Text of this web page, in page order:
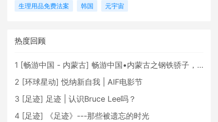
生理用品免费法案
韩国 元宇宙
热度回顾
1 [畅游中国 - 内蒙古] 畅游中国•内蒙古之钢铁骄子，魅力包头
2 [环球星动] 悦纳新自我 | AIF电影节
3 [足迹] 足迹 | 认识Bruce Lee吗？
4 [足迹]
《足迹》---那些被遗忘的时光